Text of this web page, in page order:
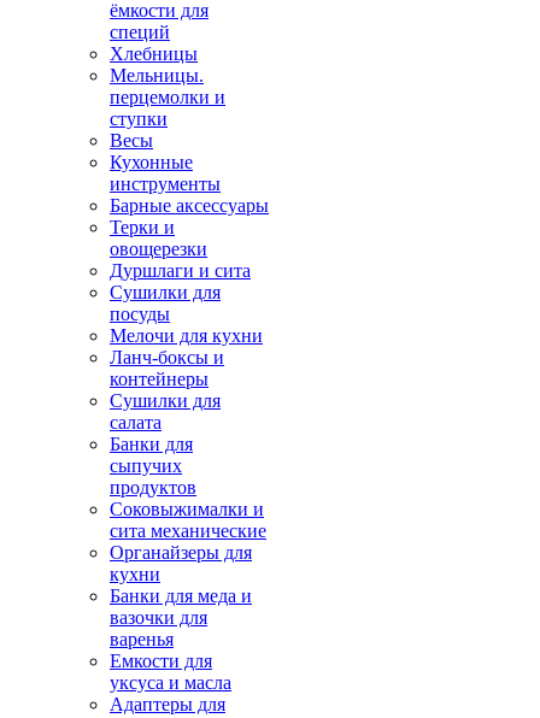
ёмкости для
специй
Хлебницы
Мельницы.
перцемолки и
ступки
Весы
Кухонные
инструменты
Барные аксессуары
Терки и
овощерезки
Дуршлаги и сита
Сушилки для
посуды
Мелочи для кухни
Ланч-боксы и
контейнеры
Сушилки для
салата
Банки для
сыпучих
продуктов
Соковыжималки и
сита механические
Органайзеры для
кухни
Банки для меда и
вазочки для
варенья
Емкости для
уксуса и масла
Адаптеры для